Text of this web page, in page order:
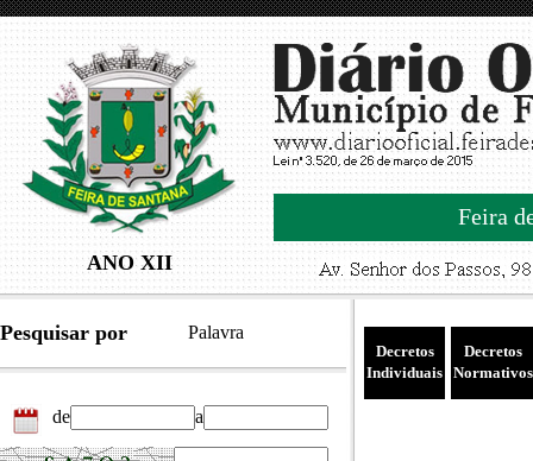
ANO XII
Feira
Pesquisar por Palavra
de a
Decretos
Individuais
Decretos
Normativos